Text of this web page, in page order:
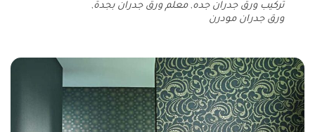
تركيب ورق جدران جده,معلم ورق جدران بجدة,
ورق جدران مودرن